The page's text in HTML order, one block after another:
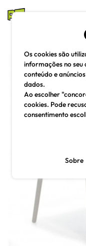
mesas e
Os cookies são
informações no
conteúdo e
dados.
Ao escolher
cookies. Pode
consentimento
Sobre